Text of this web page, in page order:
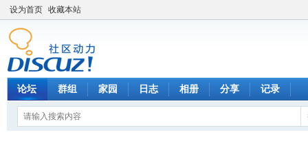
设为首页 收藏本站
论坛 群组 家园 日志 相册 分享 记录